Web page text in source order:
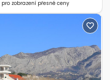
pro zobrazení přesné ceny